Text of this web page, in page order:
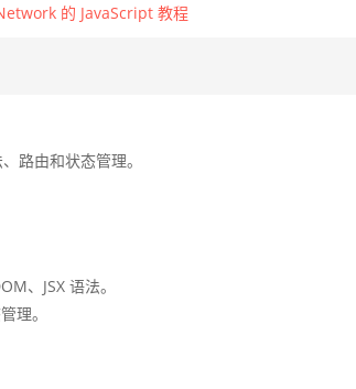
的 JavaScript 教程
路由和状态管理。
、JSX 语法。
理。